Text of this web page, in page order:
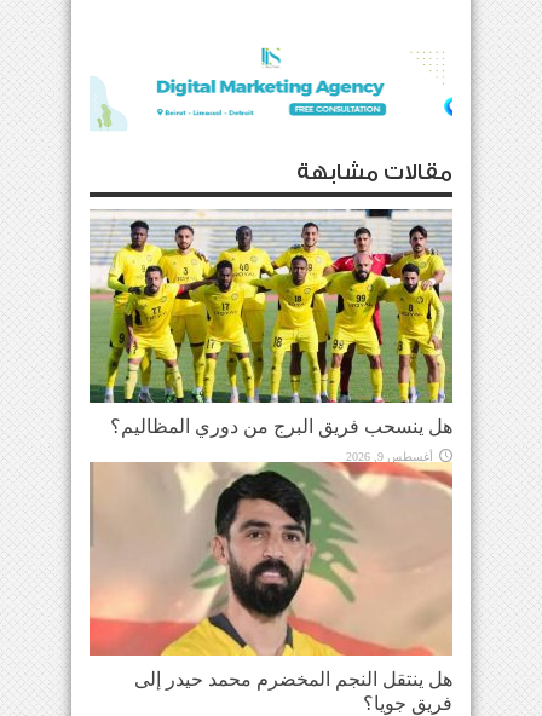
مقالات مشابهة
هل ينسحب فريق البرج من دوري المظاليم؟
أغسطس 9, 2026
هل ينتقل النجم المخضرم محمد حيدر إلى
فريق جويا؟